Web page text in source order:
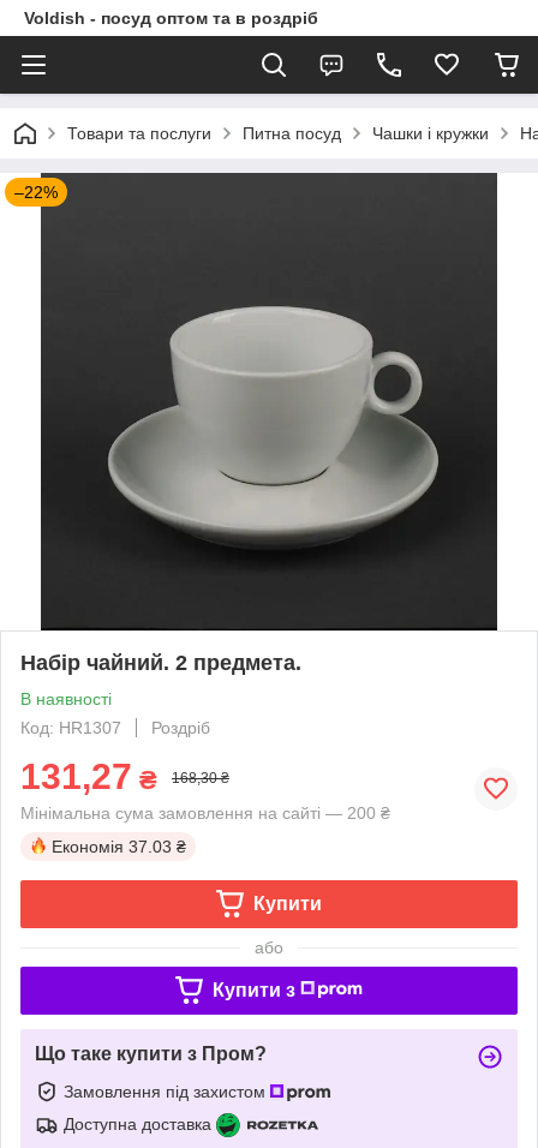
Voldish - посуд оптом та в роздріб
Товари та послуги Питна посуд Чашки і кружки
–22%
Набір чайний. 2 предмета.
В наявності
Код: HR1307
Роздріб
131,27 ₴ 168,30 ₴
Мінімальна сума замовлення на сайті — 200 ₴
Економія 37.03 ₴
Купити
або
Купити з
Що таке купити з Пром?
Замовлення під захистом
Доступна доставка